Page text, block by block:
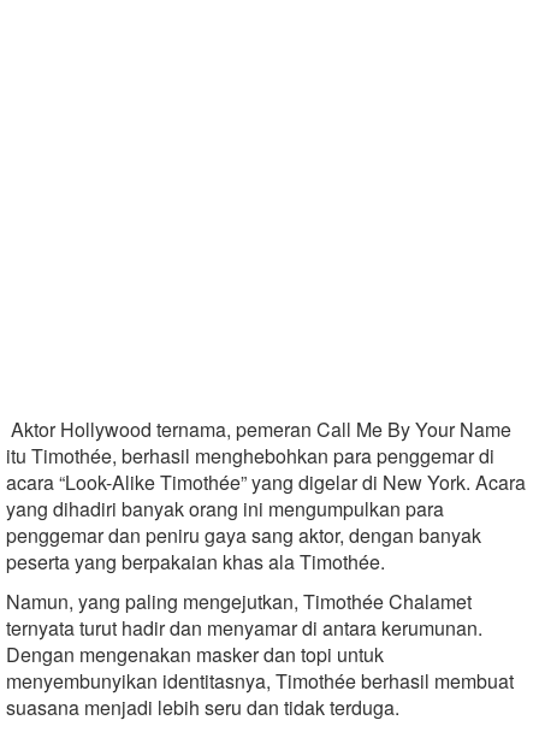
Aktor Hollywood ternama, pemeran Call Me By Your Name
itu Timothée, berhasil menghebohkan para penggemar di
acara “Look-Alike Timothée” yang digelar di New York. Acara
yang dihadiri banyak orang ini mengumpulkan para
penggemar dan peniru gaya sang aktor, dengan banyak
peserta yang berpakaian khas ala Timothée.
Namun, yang paling mengejutkan, Timothée Chalamet
ternyata turut hadir dan menyamar di antara kerumunan.
Dengan mengenakan masker dan topi untuk
menyembunyikan identitasnya, Timothée berhasil membuat
suasana menjadi lebih seru dan tidak terduga.